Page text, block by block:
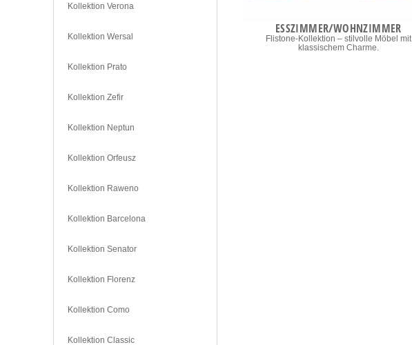
ESSZIMMER/WOHNZIMMER
Flistone-Kollektion – stilvolle Möbel mit
klassischem Charme.
Kollektion Verona
Kollektion Wersal
Kollektion Prato
Kollektion Zefir
Kollektion Neptun
Kollektion Orfeusz
Kollektion Raweno
Kollektion Barcelona
Kollektion Senator
Kollektion Florenz
Kollektion Como
Kollektion Classic